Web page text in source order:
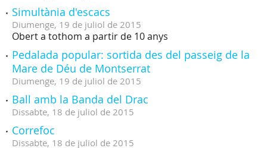
Simultània d'escacs
Diumenge, 19 de juliol de 2015
Obert a tothom a partir de 10 anys
Pedalada popular: sortida des del passeig de la
Mare de Déu de Montserrat
Diumenge, 19 de juliol de 2015
Ball amb la Banda del Drac
Dissabte, 18 de juliol de 2015
Correfoc
Dissabte, 18 de juliol de 2015